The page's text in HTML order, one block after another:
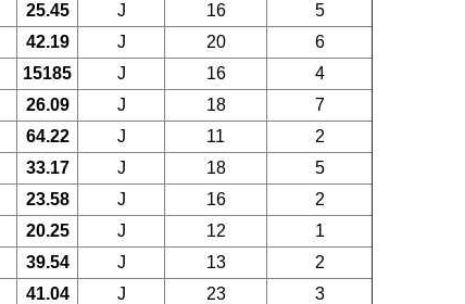
25.45 J 16
5
42.19 J 20
6
15185 J 16
4
26.09 J 18
7
64.22 J 11
2
33.17 J 18
5
23.58 J 16
2
20.25 J 12
1
39.54 J 13
2
41.04 J 23
3